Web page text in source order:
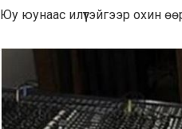
Юу юунаас илүүтэйгээр охин